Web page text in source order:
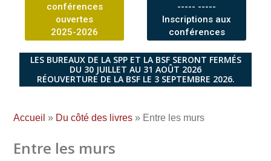
conférences
ouvertes
2025-2026
----- -----
Inscriptions aux
conférences
LES BUREAUX DE LA SPP ET LA BSF SERONT FERMÉS
DU 30 JUILLET AU 31 AOÛT 2026
RÉOUVERTURE DE LA BSF LE 3 SEPTEMBRE 2026.
Accueil » Du côté des livres » Entre les murs
Entre les murs